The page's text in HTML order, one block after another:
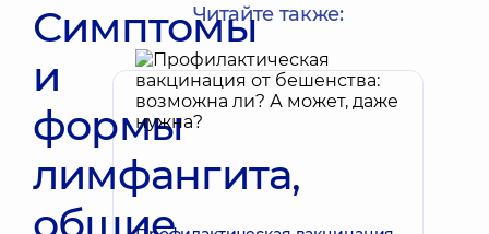
Симптомы
и
формы
лимфангита,
общие
Читайте также: